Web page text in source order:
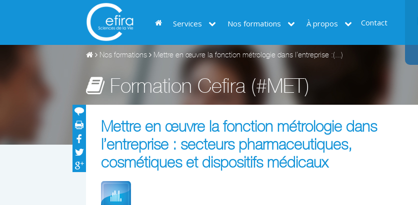
Services Nos formations À propos Contact
Nos formations Mettre en œuvre la fonction métrologie dans l’entreprise :(...)
Formation Cefira (#MET)
Mettre en œuvre la fonction métrologie dans
l’entreprise : secteurs pharmaceutiques,
cosmétiques et dispositifs médicaux